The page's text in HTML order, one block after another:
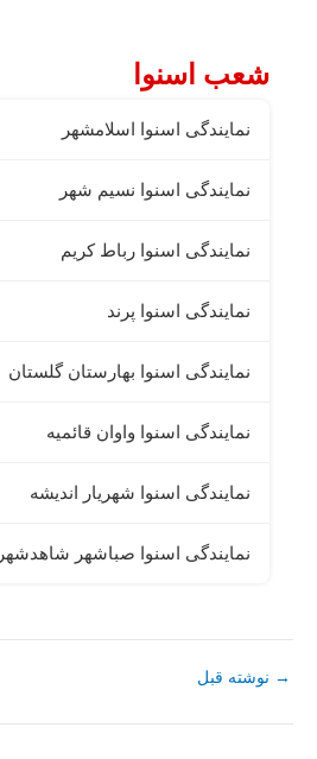
شعب اسنوا
نمایندگی اسنوا اسلامشهر
نمایندگی اسنوا نسیم شهر
نمایندگی اسنوا رباط کریم
نمایندگی اسنوا پرند
نمایندگی اسنوا بهارستان گلستان
نمایندگی اسنوا واوان قائمیه
نمایندگی اسنوا شهریار اندیشه
نمایندگی اسنوا صباشهر شاهدشهر
→ نوشته قبل